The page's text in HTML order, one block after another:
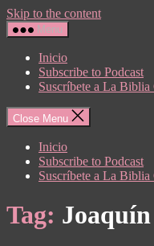
Skip to the content
Menu
Inicio
Subscribe to Podcast
Suscríbete a La Biblia
Close Menu
Inicio
Subscribe to Podcast
Suscríbete a La Biblia
Tag: Joaquín